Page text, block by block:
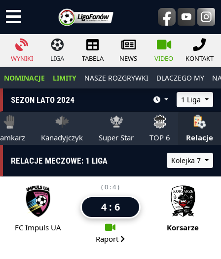
WYNIKI LIGA TABELA NEWS VIDEO KONTAKT
NOMINACJE LIMITY NASZE ROZGRYWKI DLACZEGO MY
SEZON LATO 2024 1 Liga
Kanadyjczyk Super Star TOP 6 Relacje
RELACJE MECZOWE: 1 LIGA Kolejka 7
FC Impuls UA
( 0 : 4 )
4 : 6
Raport
Korsarze